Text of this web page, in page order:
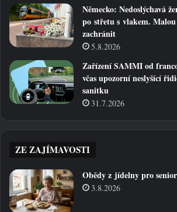
Německo: Nedoslýchavá
po střetu s vlakem.
zachránit
5.8.2026
Zařízení SAMMI od
včas upozorní neslyšící
sanitku
31.7.2026
ZE ZAJÍMAVOSTI
Obědy z jídelny pro
3.8.2026